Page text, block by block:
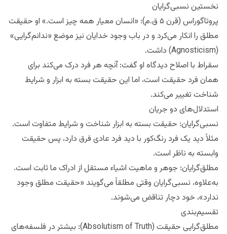
نخستین نسبی‌گرایان
پروتاگوراس (قرن ۵ ق.م): «انسان معیار همه چیز است.» او حقیقت
مطلق را انکار می‌کرد و در باب وجود خدایان نیز موضع «ندانم‌گرایی»
(Agnosticism) داشت.
سقراط با اصلاح دیدگاه او گفت: آنچه هر فرد درک می‌کند برای
همان فرد حقیقت است، اما این حقیقت بسته به ابزار و شرایط
شناخت تغییر می‌کند.
استدلال‌های دو جریان
نسبی‌گرایان: حقیقت بسته به ابزار شناخت و شرایط متفاوت است.
مثلاً دید یک فرد رنگ‌کور با دید فرد عادی فرق دارد، پس حقیقت
وابسته به ناظر است.
مطلق‌گرایان: جوهر و ماهیت اشیاء مستقل از ادراک ما ثابت است.
به‌علاوه، نسبی‌گرایان وقتی مطلقاً می‌گویند «حقیقت مطلق وجود
ندارد»، خود دچار تناقض می‌شوند.
تقسیم‌بندی
مطلق‌گرایی حقیقت (Absolutism of Truth): بیشتر در فلسفه‌های